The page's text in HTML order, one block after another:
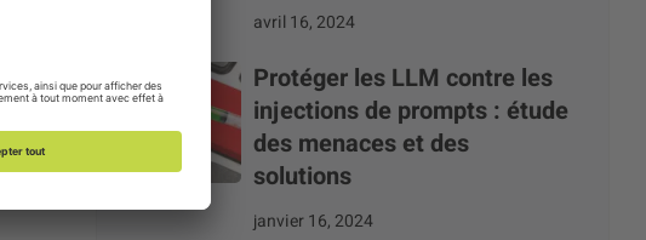
avril 16, 2024
Protéger les LLM contre les
injections de prompts : étude
des menaces et des
solutions
janvier 16, 2024